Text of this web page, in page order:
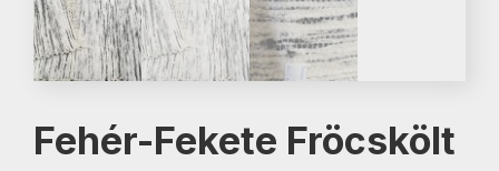
Fehér-Fekete Fröcskölt